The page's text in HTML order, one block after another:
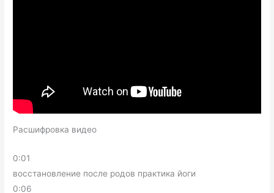
Расшифровка видео
0:01
восстановление после родов практика йоги
0:06